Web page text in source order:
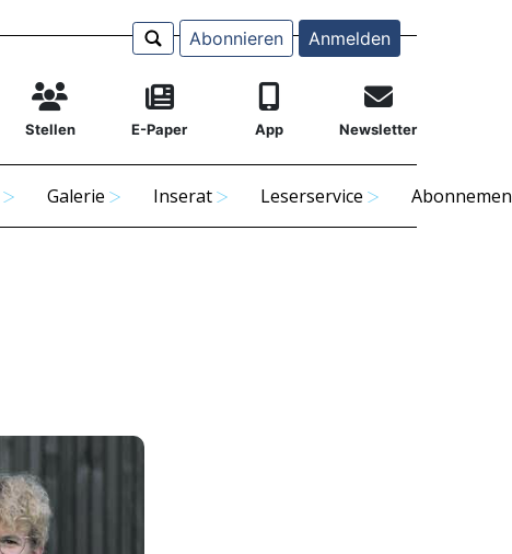
Abonnieren Anmelden
Stellen E-Paper App Newsletter
Galerie Inserat Leserservice